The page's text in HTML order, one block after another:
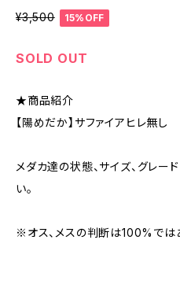
¥3,500 15%OFF
SOLD OUT
★商品紹介
【陽めだか】サファイアヒレ無し
メダカ達の状態、サイズ、グレ
い。
※オス、メスの判断は100%では